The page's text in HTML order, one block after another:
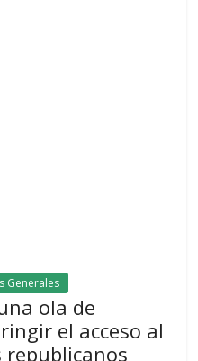
Generales
ola de
el acceso al
republicanos